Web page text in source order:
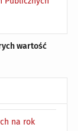
wartość
na rok